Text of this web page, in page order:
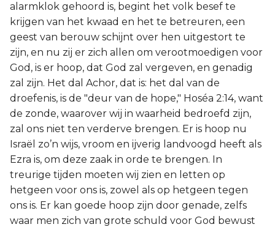
alarmklok gehoord is, begint het volk besef te
krijgen van het kwaad en het te betreuren, een
geest van berouw schijnt over hen uitgestort te
zijn, en nu zij er zich allen om verootmoedigen voor
God, is er hoop, dat God zal vergeven, en genadig
zal zijn. Het dal Achor, dat is: het dal van de
droefenis, is de "deur van de hope," Hoséa 2:14, want
de zonde, waarover wij in waarheid bedroefd zijn,
zal ons niet ten verderve brengen. Er is hoop nu
Israël zo’n wijs, vroom en ijverig landvoogd heeft als
Ezra is, om deze zaak in orde te brengen. In
treurige tijden moeten wij zien en letten op
hetgeen voor ons is, zowel als op hetgeen tegen
ons is. Er kan goede hoop zijn door genade, zelfs
waar men zich van grote schuld voor God bewust